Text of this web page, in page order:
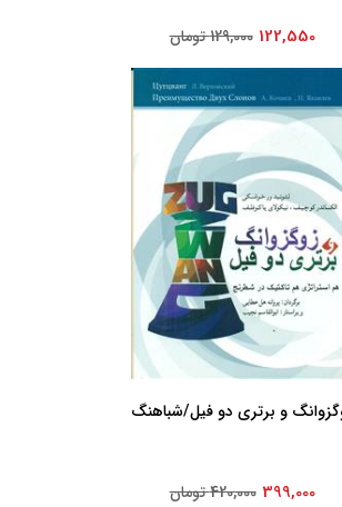
122,550 129,000 تومان
و برتری دو فیل/شباهنگ
399,000 420,000 تومان